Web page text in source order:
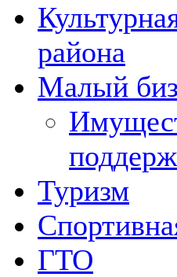
района
Малый
Туризм
ГТО